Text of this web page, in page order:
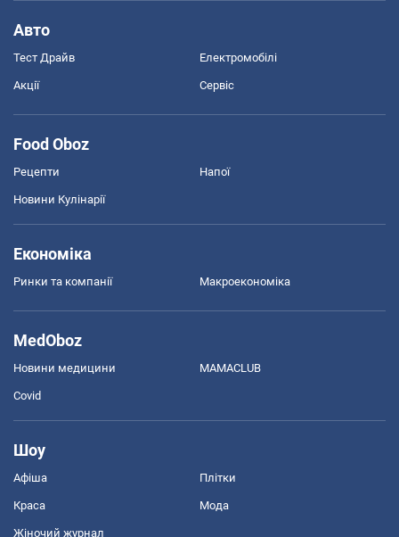
Авто
Тест Драйв Електромобілі
Акції Сервіс
Food Oboz
Рецепти Напої
Новини Кулінарії
Економіка
Ринки та компанії Макроекономіка
MedOboz
Новини медицини MAMACLUB
Covid
Шоу
Афіша Плітки
Краса Мода
Жіночий журнал